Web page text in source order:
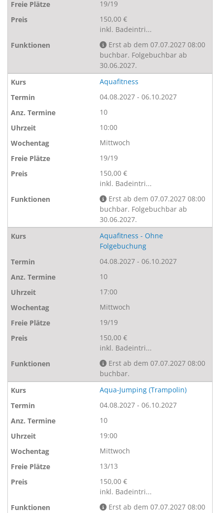
19/19
150,00 €
inkl. Badeintri...
Erst ab dem 07.07.2027 08:00
buchbar. Folgebuchbar ab
30.06.2027.
Aquafitness
04.08.2027 - 06.10.2027
10
10:00
Mittwoch
19/19
150,00 €
inkl. Badeintri...
Erst ab dem 07.07.2027 08:00
buchbar. Folgebuchbar ab
30.06.2027.
Aquafitness - Ohne
Folgebuchung
04.08.2027 - 06.10.2027
10
17:00
Mittwoch
19/19
150,00 €
inkl. Badeintri...
Erst ab dem 07.07.2027 08:00
buchbar.
Aqua-Jumping (Trampolin)
04.08.2027 - 06.10.2027
10
19:00
Mittwoch
13/13
150,00 €
inkl. Badeintri...
Erst ab dem 07.07.2027 08:00